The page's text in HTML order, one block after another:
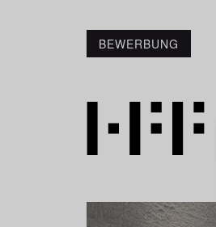
BEWERBUNG